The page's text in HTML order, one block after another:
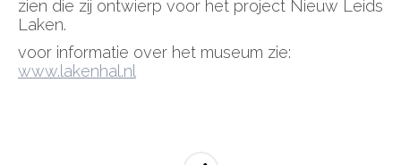
zien die zij ontwierp voor het project Nieuw Leids
Laken.
voor informatie over het museum zie:
www.lakenhal.nl